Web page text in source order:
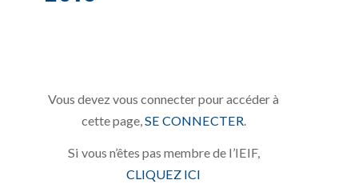
Vous devez vous connecter pour accéder à
cette page, SE CONNECTER
Si vous n’êtes pas membre de l’IEIF,
CLIQUEZ ICI